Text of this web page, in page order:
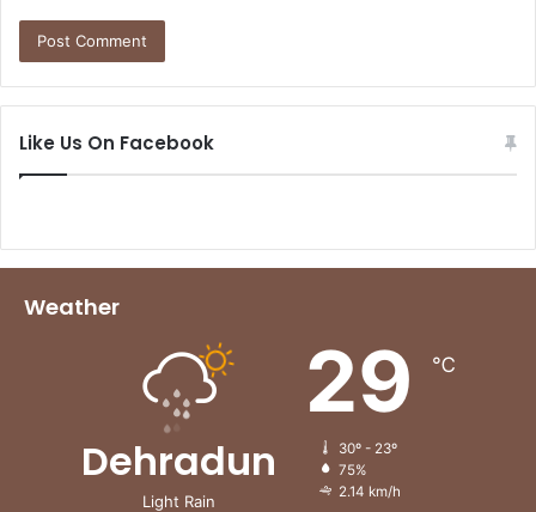
Like Us On Facebook
Weather
Dehradun
Light Rain
29 ℃
30º - 23º
75%
2.14 km/h